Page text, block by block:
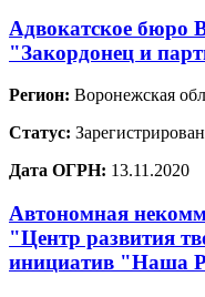
Адвокатское бюро
"Закордонец и
Регион: Воронежская
Статус:
Дата ОГРН: 13.11.2020
Автономная
"Центр развития
инициатив "Наша